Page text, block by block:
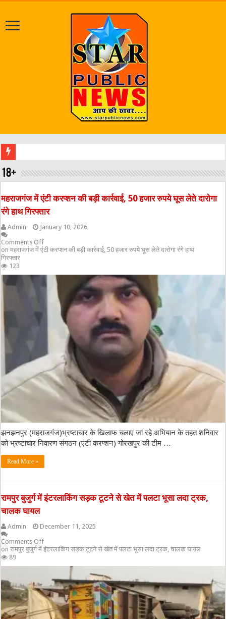
18+
महराजगंज में एंटी करप्शन की बड़ी कार्रवाई, 50 हजार रुपये घूस लेते दारोगा
रंगे हाथ गिरफ्तार
Admin
January 10, 2026
Comments Off
on महराजगंज में एंटी करप्शन की बड़ी कार्रवाई, 50 हजार रुपये घूस लेते दारोगा रंगे हाथ
गिरफ्तार
123
झनझनपुर (महराजगंज)भ्रष्टाचार के खिलाफ चलाए जा रहे अभियान के तहत शनिवार
को भ्रष्टाचार निवारण संगठन (एंटी करप्शन) गोरखपुर की टीम …
Read More »
रामपुर बुजुर्ग में इंटरलाकिंग सड़क टूटने से खेत में पलटा भूसा लदा ट्रक,
चालक घायल
Admin
December 11, 2025
Comments Off
on रामपुर बुजुर्ग में इंटरलाकिंग सड़क टूटने से खेत में पलटा भूसा लदा ट्रक, चालक घायल
89